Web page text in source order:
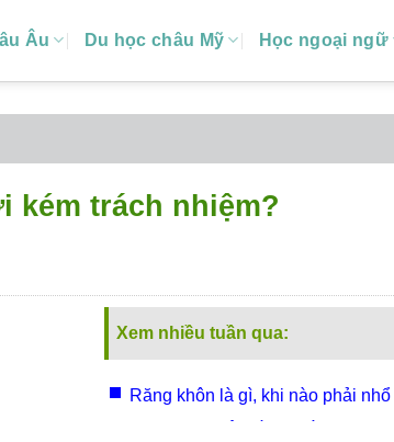
Âu Du học châu Mỹ Học ngoại ngữ
kém trách nhiệm?
Xem nhiều tuần qua:
Răng khôn là gì, khi nào phải